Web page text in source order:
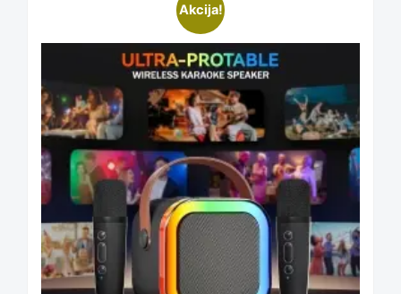
on
the
product
page
Akcija!
product
has
multiple
variants.